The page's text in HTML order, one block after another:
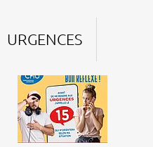
URGENCES